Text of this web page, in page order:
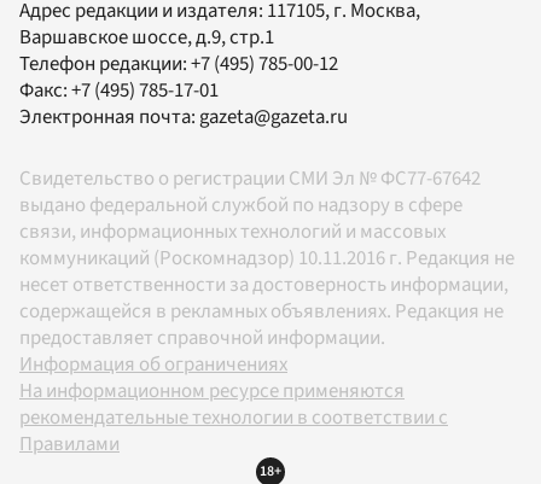
Адрес редакции и издателя: 117105, г. Москва,
Варшавское шоссе, д.9, стр.1
Телефон редакции:+7 (495) 785-00-12
Факс:+7 (495) 785-17-01
Электронная почта:gazeta@gazeta.ru
Свидетельство о регистрации СМИ Эл № ФС77-67642
выдано федеральной службой по надзору в сфере
связи, информационных технологий и массовых
коммуникаций (Роскомнадзор) 10.11.2016 г. Редакция не
несет ответственности за достоверность информации,
содержащейся в рекламных объявлениях. Редакция не
предоставляет справочной информации.
Информация об ограничениях
На информационном ресурсе применяются
рекомендательные технологии в соответствии с
Правилами
18+